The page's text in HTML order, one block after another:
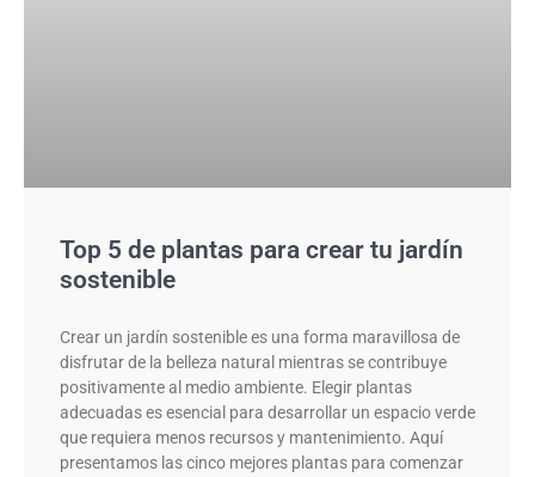
Top 5 de plantas para crear tu jardín
sostenible
Crear un jardín sostenible es una forma maravillosa de
disfrutar de la belleza natural mientras se contribuye
positivamente al medio ambiente. Elegir plantas
adecuadas es esencial para desarrollar un espacio verde
que requiera menos recursos y mantenimiento. Aquí
presentamos las cinco mejores plantas para comenzar